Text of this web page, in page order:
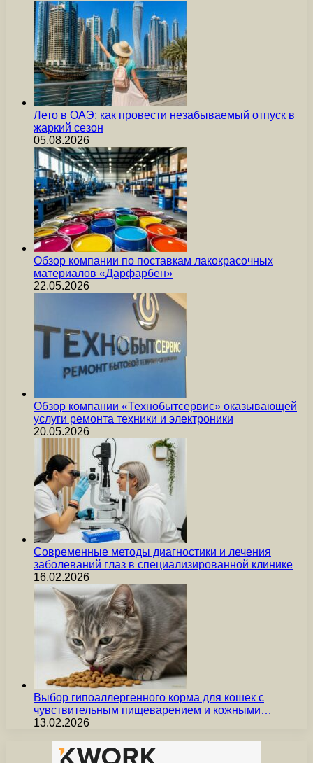
Лето в ОАЭ: как провести незабываемый отпуск в
жаркий сезон
05.08.2026
Обзор компании по поставкам лакокрасочных
материалов «Дарфарбен»
22.05.2026
Обзор компании «Технобытсервис» оказывающей
услуги ремонта техники и электроники
20.05.2026
Современные методы диагностики и лечения
заболеваний глаз в специализированной клинике
16.02.2026
Выбор гипоаллергенного корма для кошек с
чувствительным пищеварением и кожными…
13.02.2026